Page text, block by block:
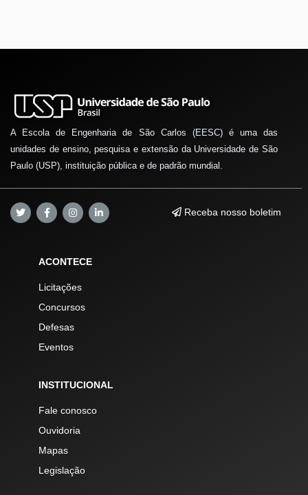
A Escola de Engenharia de São Carlos (EESC) é uma das
unidades de ensino, pesquisa e extensão da Universidade de São
Paulo (USP), instituição pública e de padrão mundial.
Receba nosso boletim
ACONTECE
Licitações
Concursos
Defesas
Eventos
INSTITUCIONAL
Fale conosco
Ouvidoria
Mapas
Legislação